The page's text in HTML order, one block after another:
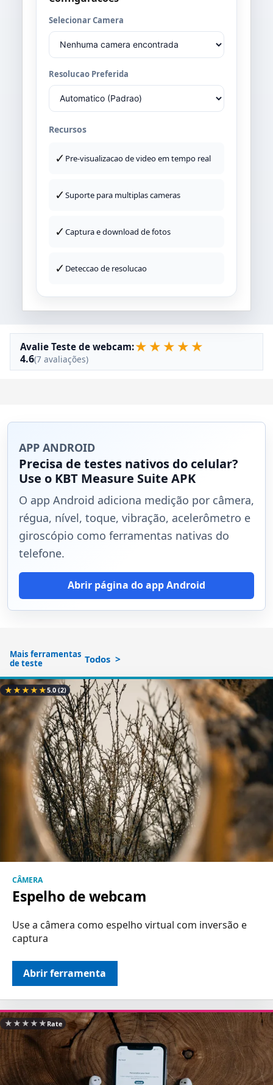
Selecionar Camera
Resolucao Preferida
Recursos
✓ Pre-visualizacao de video em tempo real
✓Suporte para multiplas cameras
✓Captura e download de fotos
✓ Deteccao de resolucao
Avalie Teste de webcam:★ ★ ★ ★ ★
4.6(7 avaliações)
APP ANDROID
Precisa de testes nativos do celular?
Use o KBT Measure Suite APK
O app Android adiciona medição por câmera,
régua, nível, toque, vibração, acelerômetro e
giroscópio como ferramentas nativas do
telefone.
Abrir página do app Android
Mais ferramentas
de teste
Todos
★★★★★5.0(2)
CÂMERA
Espelho de webcam
Use a câmera como espelho virtual com inversão e
captura
Abrir ferramenta
★★★★★ Rate